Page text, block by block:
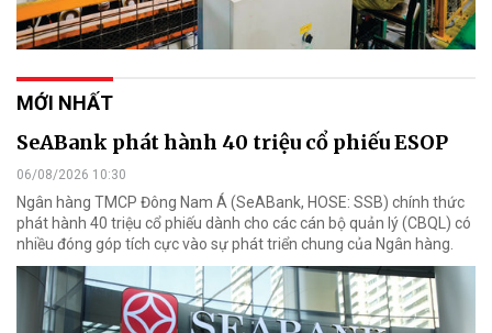
MỚI NHẤT
SeABank phát hành 40 triệu cổ phiếu ESOP
06/08/2026 10:30
Ngân hàng TMCP Đông Nam Á (SeABank, HOSE: SSB) chính thức
phát hành 40 triệu cổ phiếu dành cho các cán bộ quản lý (CBQL) có
nhiều đóng góp tích cực vào sự phát triển chung của Ngân hàng.